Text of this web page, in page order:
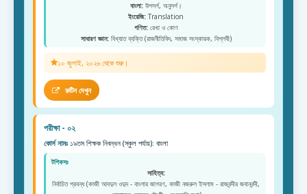
বাংলা:উপসর্গ, অনুসর্গ।
ইংরেজি: Translation
গণিত:রেখা ও কোণ
সাধারণ জ্ঞান:বিখ্যাত ব্যক্তি (রাজনীতিবিদ, সমাজ সংস্কারক, বিপ্লবী)
১০ জুলাই, ২০২৬ থেকে শুরু।
রুটিন দেখুন
পরীক্ষা - ০২
কোর্স নামঃ ১৯তম শিক্ষক নিবন্ধন (স্কুল পর্যায়): বাংলা
টপিকসঃ
সাহিত্য:
নির্বাচিত প্রবন্ধ (কাজী আবদুল ওদুদ - বাংলার জাগরণ, কাজী নজরুল ইসলাম - রাজবন্দীর জবানবন্দী,